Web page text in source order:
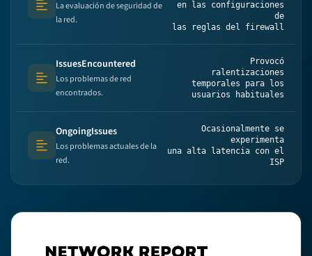
Text (multi-lines)
La evaluación de seguridad de
la red.
en las configuraciones
de
las reglas del firewall
Text (multi-lines)
IssuesEncountered
Los problemas de red
encontrados.
Provocó
ralentizaciones
temporales para los
usuarios habituales
Text (multi-lines)
OngoingIssues
Los problemas actuales de la
red.
Ocasionalmente se
experimenta
una alta latencia con el
ISP